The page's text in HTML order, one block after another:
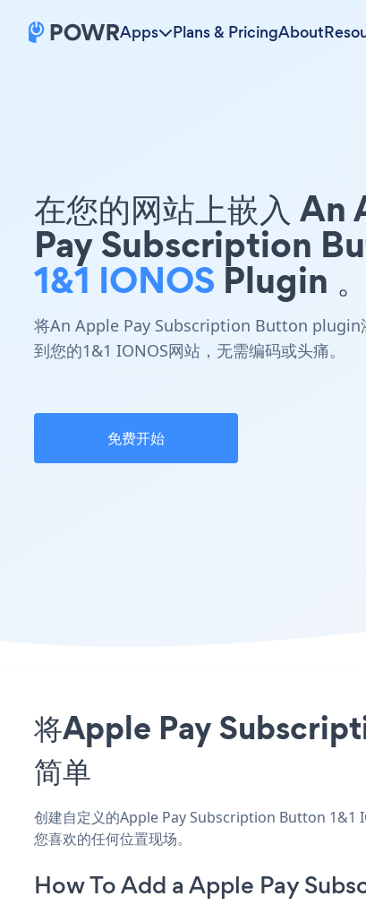
Apps Plans & PricingAbout
在您的网站上嵌入
Pay Subscription
1&1 IONOS Plugin 。
将An Apple Pay Subscription Button plugin
到您的1&1 IONOS网站，无需编码或头痛。
免费开始
将Apple Pay
简单
创建自定义的Apple Pay Subscription Button 1&1
您喜欢的任何位置现场。
How To Add a Apple Pay